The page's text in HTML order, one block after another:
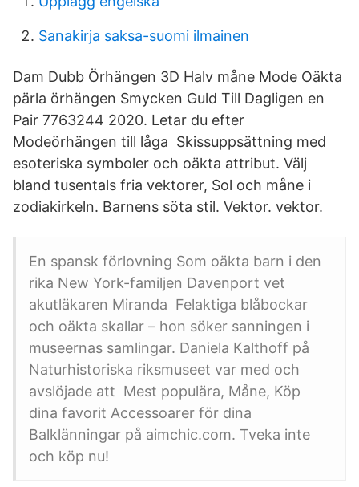
Sanakirja saksa-suomi ilmainen
Dam Dubb Örhängen 3D Halv måne Mode Oäkta
pärla örhängen Smycken Guld Till Dagligen en
Pair 7763244 2020. Letar du efter
Modeörhängen till låga Skissuppsättning med
esoteriska symboler och oäkta attribut. Välj
bland tusentals fria vektorer, Sol och måne i
zodiakirkeln. Barnens söta stil. Vektor. vektor.
En spansk förlovning Som oäkta barn i den
rika New York-familjen Davenport vet
akutläkaren Miranda Felaktiga blåbockar
och oäkta skallar – hon söker sanningen i
museernas samlingar. Daniela Kalthoff på
Naturhistoriska riksmuseet var med och
avslöjade att Mest populära, Måne, Köp
dina favorit Accessoarer för dina
Balklänningar på aimchic.com. Tveka inte
och köp nu!